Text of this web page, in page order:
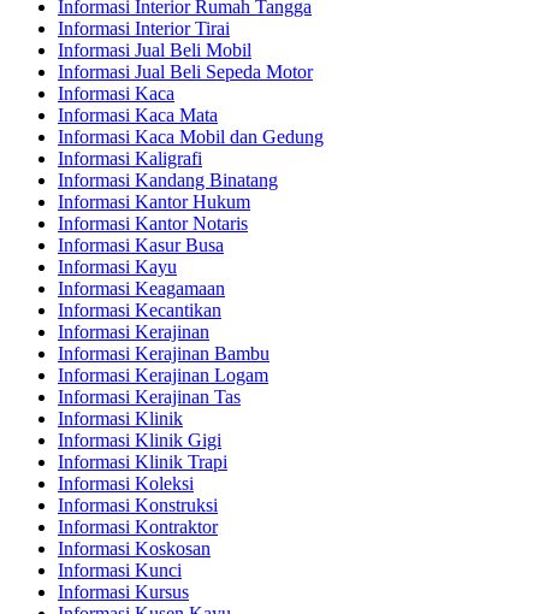
Informasi Interior Rumah Tangga
Informasi Interior Tirai
Informasi Jual Beli Mobil
Informasi Jual Beli Sepeda Motor
Informasi Kaca
Informasi Kaca Mata
Informasi Kaca Mobil dan Gedung
Informasi Kaligrafi
Informasi Kandang Binatang
Informasi Kantor Hukum
Informasi Kantor Notaris
Informasi Kasur Busa
Informasi Kayu
Informasi Keagamaan
Informasi Kecantikan
Informasi Kerajinan
Informasi Kerajinan Bambu
Informasi Kerajinan Logam
Informasi Kerajinan Tas
Informasi Klinik
Informasi Klinik Gigi
Informasi Klinik Trapi
Informasi Koleksi
Informasi Konstruksi
Informasi Kontraktor
Informasi Koskosan
Informasi Kunci
Informasi Kursus